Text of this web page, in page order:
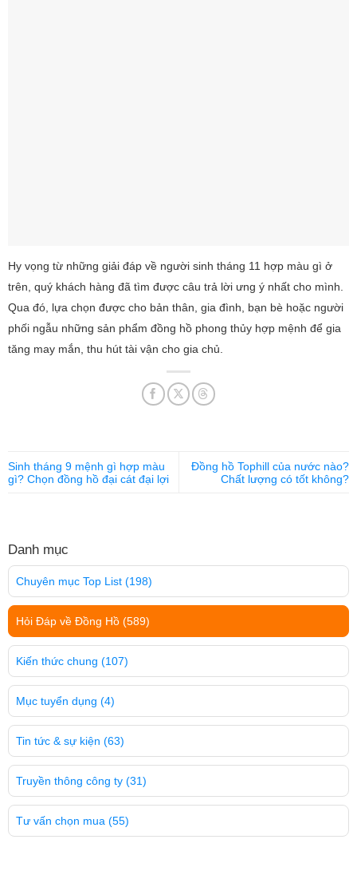
Hy vọng từ những giải đáp về người sinh tháng 11 hợp màu gì ở
trên, quý khách hàng đã tìm được câu trả lời ưng ý nhất cho mình.
Qua đó, lựa chọn được cho bản thân, gia đình, bạn bè hoặc người
phối ngẫu những sản phẩm đồng hồ phong thủy hợp mệnh để gia
tăng may mắn, thu hút tài vận cho gia chủ.
Sinh tháng 9 mệnh gì hợp màu
gì? Chọn đồng hồ đại cát đại lợi
Đồng hồ Tophill của nước nào?
Chất lượng có tốt không?
Danh mục
Chuyên mục Top List (198)
Hỏi Đáp về Đồng Hồ (589)
Kiến thức chung (107)
Mục tuyển dụng (4)
Tin tức & sự kiện (63)
Truyền thông công ty (31)
Tư vấn chọn mua (55)